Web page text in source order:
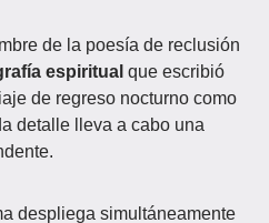
de la poesía de reclusión
espiritual que escribió
de regreso nocturno como
detalle lleva a cabo una
despliega simultáneamente